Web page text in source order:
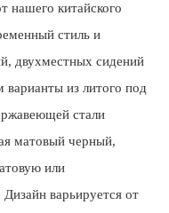
нашего китайского
стиль и
двухместных сидений
из литого под
стали
матовый черный,
или
варьируется от